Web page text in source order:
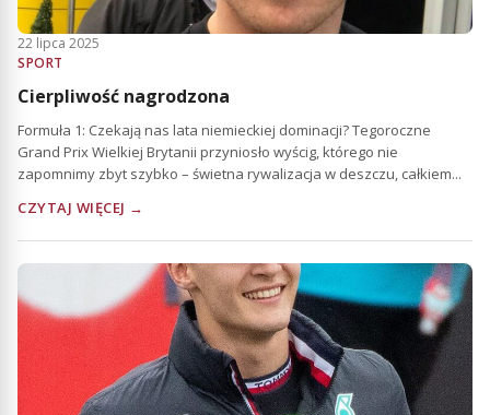
22 lipca 2025
SPORT
Cierpliwość nagrodzona
Formuła 1: Czekają nas lata niemieckiej dominacji? Tegoroczne
Grand Prix Wielkiej Brytanii przyniosło wyścig, którego nie
zapomnimy zbyt szybko – świetna rywalizacja w deszczu, całkiem...
CZYTAJ WIĘCEJ →